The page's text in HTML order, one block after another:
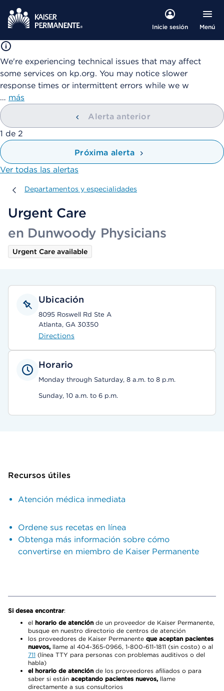
Inicie sesión Menú
We're experiencing technical issues that may affect
some services on kp.org. You may notice slower
response times or intermittent errors while we w
… más
Alerta anterior
mostrando
1 de 2
Próxima alerta
Ver todas las alertas
Departamentos y especialidades
Departamentos y especialidades
Urgent Care
en Dunwoody Physicians
Urgent Care available
Ubicación
8095 Roswell Rd Ste A
Atlanta, GA 30350
Directions
Horario
Monday through Saturday, 8 a.m. to 8 p.m.
Sunday, 10 a.m. to 6 p.m.
Recursos útiles
Atención médica inmediata
Ordene sus recetas en línea
Obtenga más información sobre cómo
convertirse en miembro de Kaiser Permanente
Si desea encontrar:
el horario de atención de un proveedor de Kaiser Permanente,
busque en nuestro directorio de centros de atención
los proveedores de Kaiser Permanente que aceptan pacientes
nuevos, llame al 404-365-0966, 1-800-611-1811 (sin costo) o al
711 (línea TTY para personas con problemas auditivos o del
habla)
el horario de atención de los proveedores afiliados o para
saber si están aceptando pacientes nuevos, llame
directamente a sus consultorios